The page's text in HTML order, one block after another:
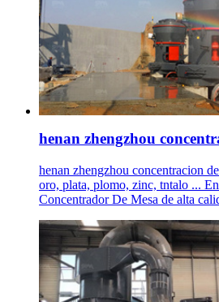
henan zhengzhou
henan zhengzhou concentracion
oro, plata, plomo, zinc, tntalo ...
Concentrador De Mesa de alta